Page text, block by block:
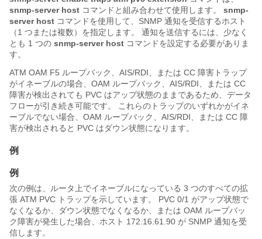
snmp-server host コマンドと組み合わせて使用します。 snmp-
server host コマンドを使用して、SNMP 通知を受信するホスト
（1 つまたは複数）を指定します。 通知を送信するには、少なく
とも 1 つの snmp-server host コマンドを設定する必要がありま
す。
ATM OAM F5 ループバック、AIS/RDI、または CC 障害トラップ
がイネーブルの場合、OAM ループバック、AIS/RDI、または CC
障害が検出されても PVC はアップ状態のままであるため、データ
フローが引き続き可能です。 これらのトラップのいずれかがイネ
ーブルでない場合、OAM ループバック、AIS/RDI、または CC 障
害が検出されると PVC はダウン状態になります。
例
例
次の例は、ルータ上でイネーブルになっている 3 つのすべての拡
張 ATM PVC トラップを示しています。 PVC 0/1 がアップ状態で
なくなるか、ダウン状態でなくなるか、または OAM ループバッ
ク障害が発生した場合、ホスト 172.16.61.90 が SNMP 通知を受
信します。